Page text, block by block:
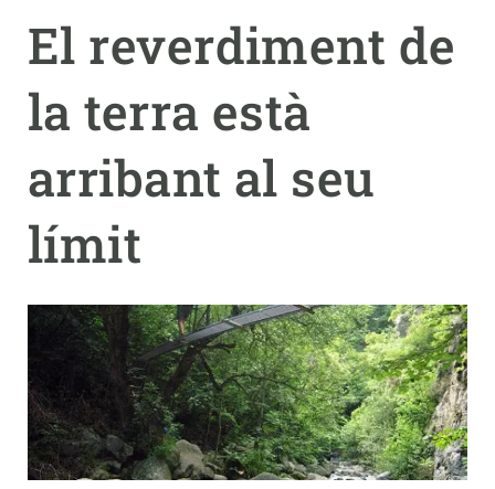
El reverdiment de
la terra està
arribant al seu
límit
Responsive
menu
CIÈNCIA EN ACCIÓ
UNEIX-TE A NOSALTRES
PARTICIPA